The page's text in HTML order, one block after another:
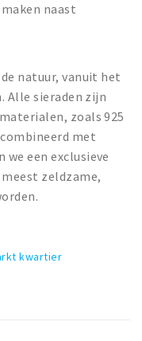
naast
natuur, vanuit het
Alle sieraden zijn
zoals 925
met
een exclusieve
zeldzame,
kwartier